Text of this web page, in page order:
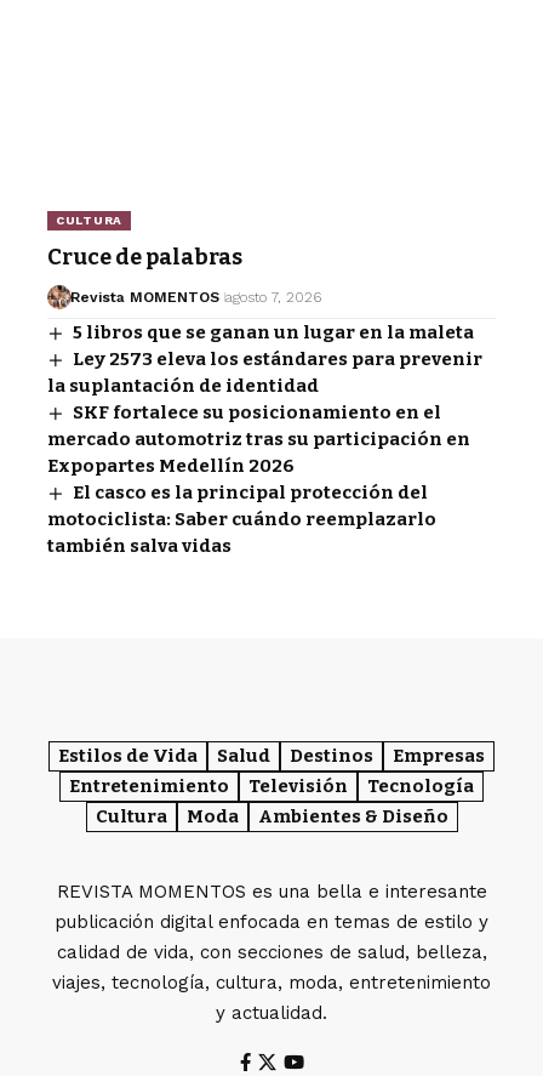
CULTURA
Cruce de palabras
Revista MOMENTOS agosto 7, 2026
5 libros que se ganan un lugar en la maleta
Ley 2573 eleva los estándares para prevenir
la suplantación de identidad
SKF fortalece su posicionamiento en el
mercado automotriz tras su participación en
Expopartes Medellín 2026
El casco es la principal protección del
motociclista: Saber cuándo reemplazarlo
también salva vidas
Estilos de Vida Salud Destinos
Empresas
Entretenimiento
Televisión
Tecnología
Cultura
Moda Ambientes & Diseño
REVISTA MOMENTOS es una bella e interesante
publicación digital enfocada en temas de estilo y
calidad de vida, con secciones de salud, belleza,
viajes, tecnología, cultura, moda, entretenimiento
y actualidad.